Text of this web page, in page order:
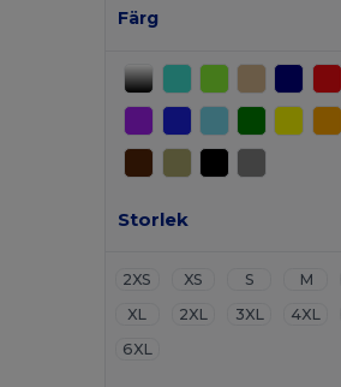
Färg
Storlek
2XS XS S M
XL
2XL 3XL 4XL
6XL